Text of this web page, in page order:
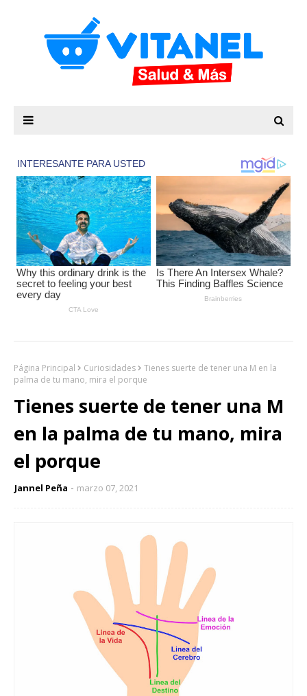
Página Principal Curiosidades
Tienes suerte de tener una M en la
palma de tu mano, mira el porque
Tienes suerte de tener una M
en la palma de tu mano, mira
el porque
Jannel Peña marzo 07, 2021